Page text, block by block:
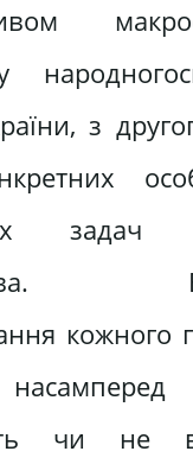
з
задач
кожного
чи не